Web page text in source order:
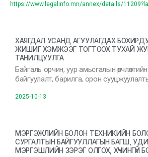
https://www.legalinfo.mn/annex/details/
ХАЯГДАЛ УСАНД АГУУЛАГДАХ
ЖИШИГ ХЭМЖЭЭГ ТОГТООХ ТУХАЙ
ТАНИЛЦУУЛГА
Байгаль орчин, уур амьсгалын
байгуулалт, барилга, орон
2025-10-13
МЭРГЭЖЛИЙН БОЛОН ТЕХНИКИЙН
СУРГАЛТЫН БАЙГУУЛЛАГЫН БАГШ,
МЭРГЭШЛИЙН ЗЭРЭГ ОЛГОХ, ХҮЧИНГҮЙ